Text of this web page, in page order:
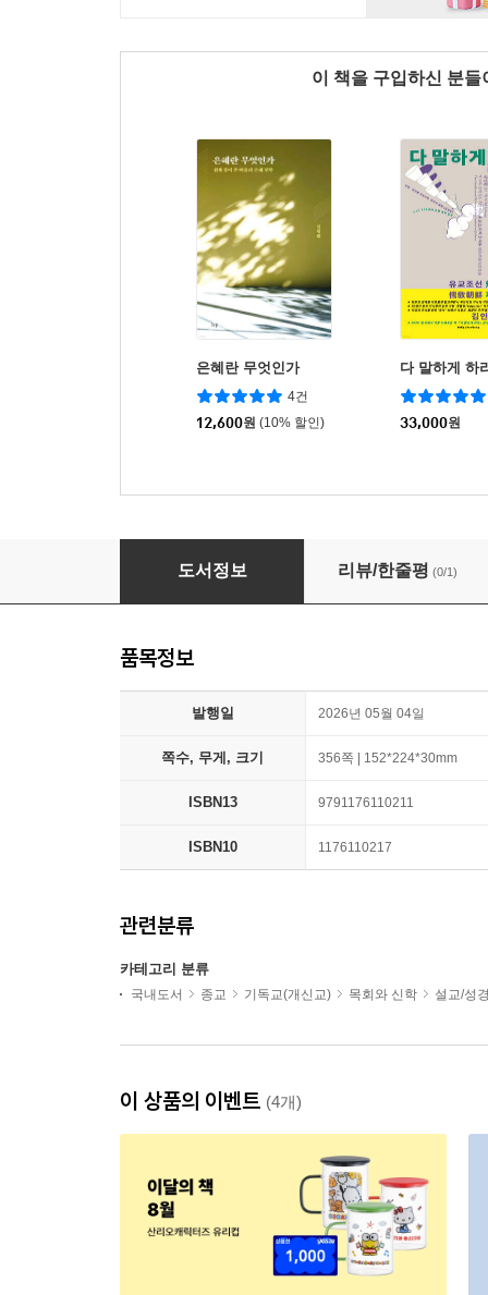
이 책을 구입하신 분
은혜란 무엇인가
4건
12,600원 (10% 할인)
다 말하게 하
33,000원
예수 어록 주석
도서정보 리뷰/한줄평 (0/1)
품목정보
발행일 2026년 05월 04일
쪽수, 무게, 크기 356쪽 | 152*224*30mm
ISBN13 9791176110211
ISBN10 1176110217
관련분류
카테고리 분류
국내도서 종교 기독교(개신교) 목회와 신학 설교/성
이 상품의 이벤트 (4개)